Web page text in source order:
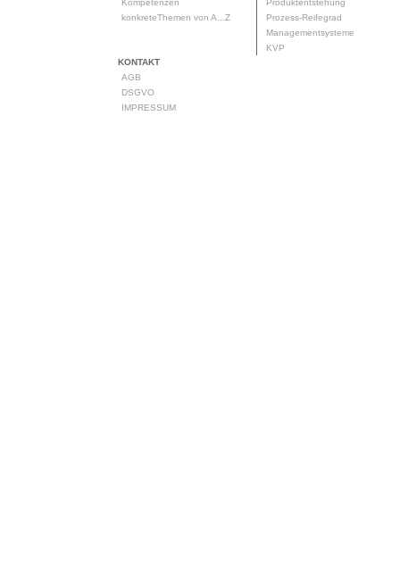
Kompetenzen
konkreteThemen von A...Z
Produktentstehung
Prozess-Reifegrad
Managementsysteme
KVP
KONTAKT
AGB
DSGVO
IMPRESSUM